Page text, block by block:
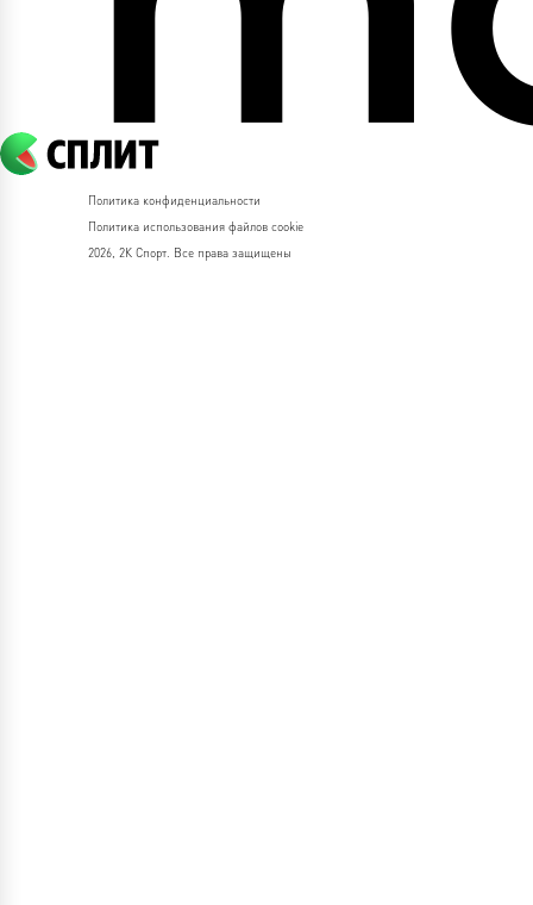
Политика конфиденциальности
Политика использования файлов cookie
2026, 2К Спорт. Все права защищены